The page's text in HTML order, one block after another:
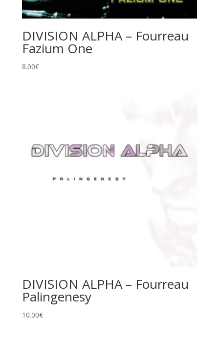
DIVISION ALPHA – Fourreau
Fazium One
8.00€
DIVISION ALPHA – Fourreau
Palingenesy
10.00€